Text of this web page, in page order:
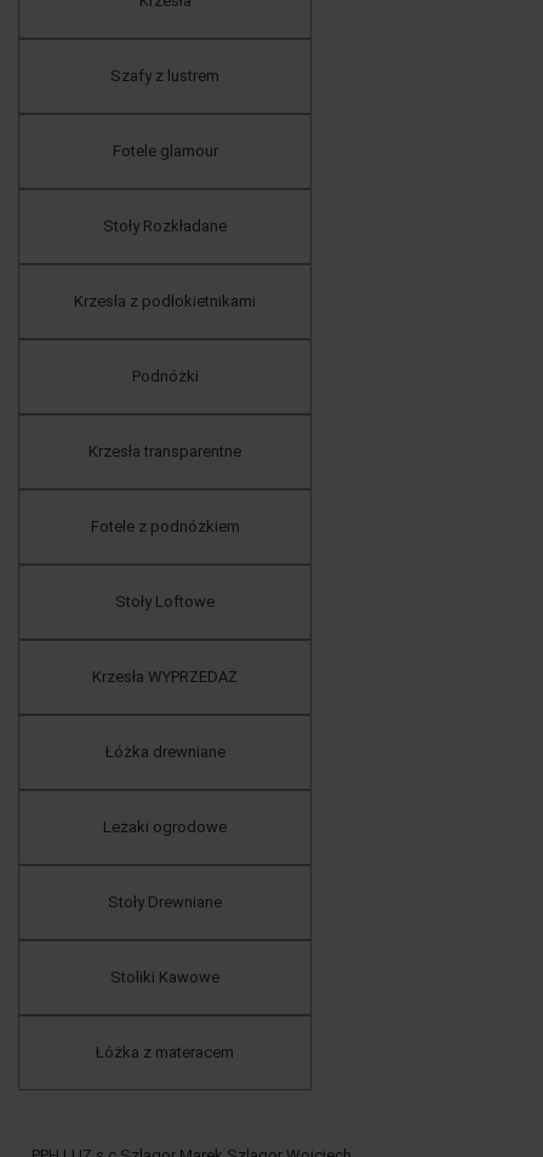
Szafy z lustrem
Fotele glamour
Stoły Rozkładane
Krzesła z podłokietnikami
Podnóżki
Krzesła transparentne
Fotele z podnóżkiem
Stoły Loftowe
Krzesła WYPRZEDAŻ
Łóżka drewniane
Leżaki ogrodowe
Stoły Drewniane
Stoliki Kawowe
Łóżka z materacem